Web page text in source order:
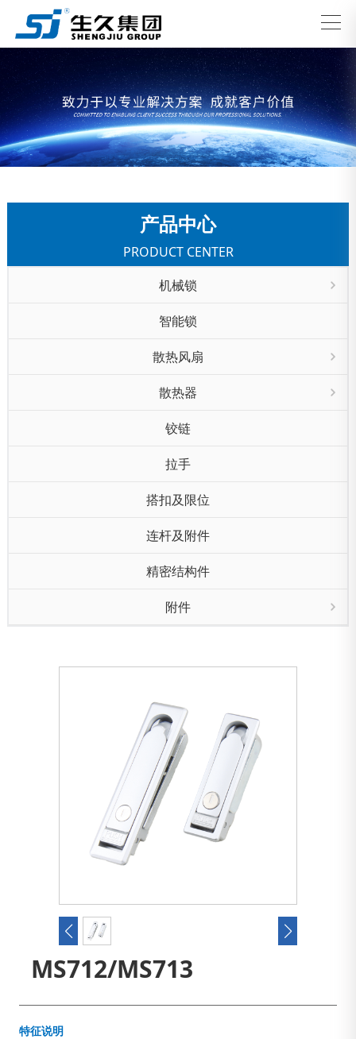
产品中心
PRODUCT CENTER
机械锁
智能锁
散热风扇
散热器
铰链
拉手
搭扣及限位
连杆及附件
精密结构件
附件
MS712/MS713
特征说明